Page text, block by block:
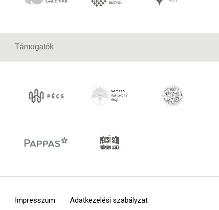
Támogatók
Impresszum Adatkezelési szabályzat